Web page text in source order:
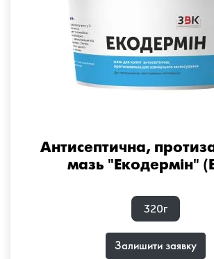
Антисептична,
мазь "Екодермін"
320г
Залишити заявку